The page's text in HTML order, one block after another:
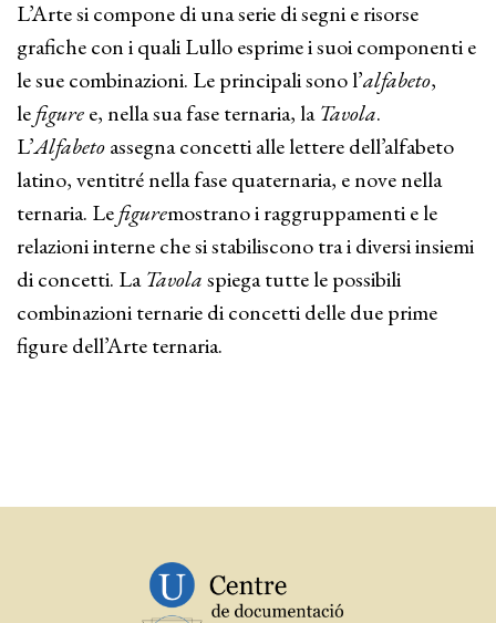
L’Arte si compone di una serie di segni e risorse
grafiche con i quali Lullo esprime i suoi componenti e
le sue combinazioni. Le principali sono l’alfabeto,
lefiguree, nella sua fase ternaria, laTavola.
L’Alfabetoassegna concetti alle lettere dell’alfabeto
latino, ventitré nella fase quaternaria, e nove nella
ternaria. Lefiguremostrano i raggruppamenti e le
relazioni interne che si stabiliscono tra i diversi insiemi
di concetti. LaTavolaspiega tutte le possibili
combinazioni ternarie di concetti delle due prime
figure dell’Arte ternaria.